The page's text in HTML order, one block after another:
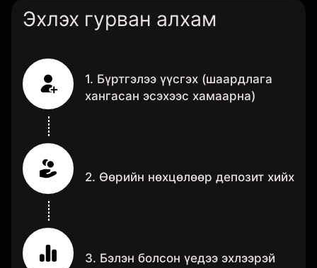
Эхлэх гурван алхам
1. Бүртгэлээ үүсгэх (шаардлага
хангасан эсэхээс хамаарна)
2. Өөрийн нөхцөлөөр депозит хийх
3. Бэлэн болсон үедээ эхлээрэй